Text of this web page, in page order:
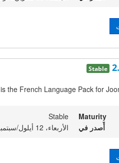
Stable
the French Language Pack for
Maturity
Stable
أٌصدر في
الأربعاء، 12 أيلول/سبتمبر 2012 23:00